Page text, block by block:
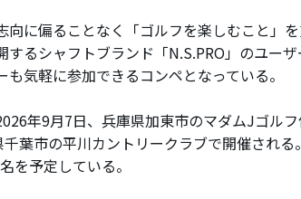
に偏ることなく「ゴルフを楽しむこと」
するシャフトブランド「N.S.PRO」のユー
気軽に参加できるコンペとなっている。
年9月7日、兵庫県加東市のマダムJゴル
葉市の平川カントリークラブで開催される
を予定している。